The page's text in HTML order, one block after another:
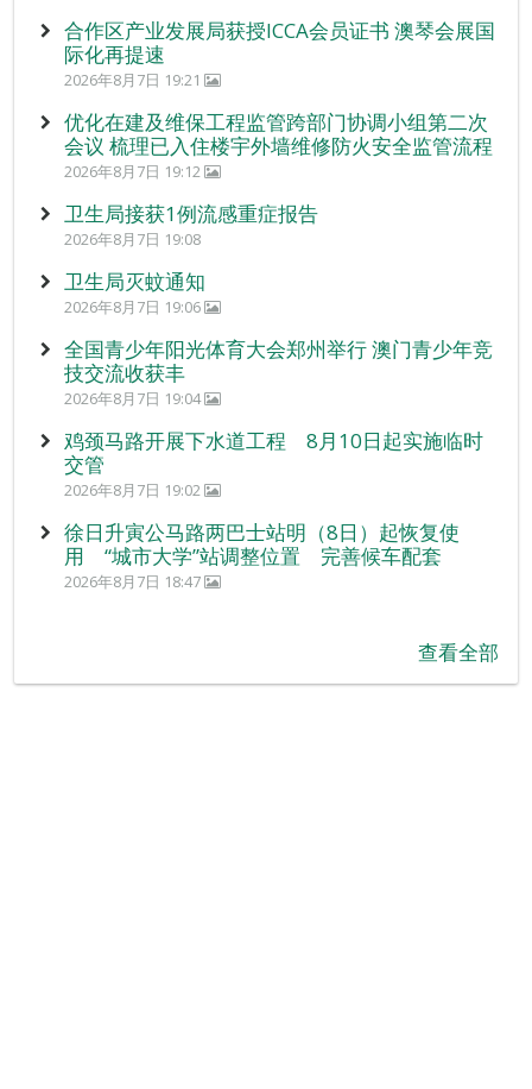
合作区产业发展局获授ICCA会员证书 澳琴会展国
际化再提速
2026年8月7日 19:21
优化在建及维保工程监管跨部门协调小组第二次
会议 梳理已入住楼宇外墙维修防火安全监管流程
2026年8月7日 19:12
卫生局接获1例流感重症报告
2026年8月7日 19:08
卫生局灭蚊通知
2026年8月7日 19:06
全国青少年阳光体育大会郑州举行 澳门青少年竞
技交流收获丰
2026年8月7日 19:04
鸡颈马路开展下水道工程 8月10日起实施临时
交管
2026年8月7日 19:02
徐日升寅公马路两巴士站明（8日）起恢复使
用 “城市大学”站调整位置 完善候车配套
2026年8月7日 18:47
查看全部